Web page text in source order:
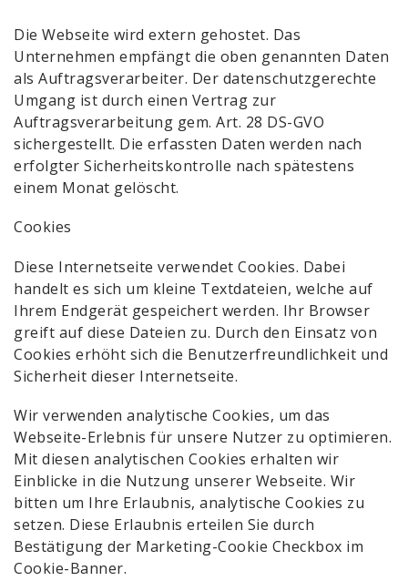
Die Webseite wird extern gehostet. Das
Unternehmen empfängt die oben genannten Daten
als Auftragsverarbeiter. Der datenschutzgerechte
Umgang ist durch einen Vertrag zur
Auftragsverarbeitung gem. Art. 28 DS-GVO
sichergestellt. Die erfassten Daten werden nach
erfolgter Sicherheitskontrolle nach spätestens
einem Monat gelöscht.
Cookies
Diese Internetseite verwendet Cookies. Dabei
handelt es sich um kleine Textdateien, welche auf
Ihrem Endgerät gespeichert werden. Ihr Browser
greift auf diese Dateien zu. Durch den Einsatz von
Cookies erhöht sich die Benutzerfreundlichkeit und
Sicherheit dieser Internetseite.
Wir verwenden analytische Cookies, um das
Webseite-Erlebnis für unsere Nutzer zu optimieren.
Mit diesen analytischen Cookies erhalten wir
Einblicke in die Nutzung unserer Webseite. Wir
bitten um Ihre Erlaubnis, analytische Cookies zu
setzen. Diese Erlaubnis erteilen Sie durch
Bestätigung der Marketing-Cookie Checkbox im
Cookie-Banner.